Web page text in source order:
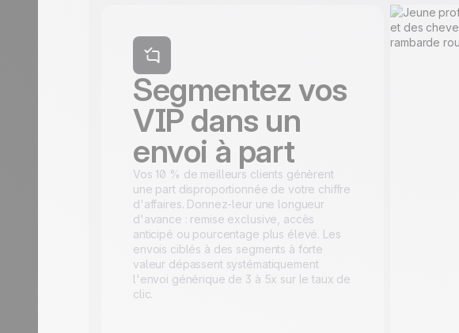
Segmentez vos
VIP dans un
envoi à part
Vos 10 % de meilleurs clients génèrent
une part disproportionnée de votre chiffre
d'affaires. Donnez-leur une longueur
d'avance : remise exclusive, accès
anticipé ou pourcentage plus élevé. Les
envois ciblés à des segments à forte
valeur dépassent systématiquement
l'envoi générique de 3 à 5x sur le taux de
clic.